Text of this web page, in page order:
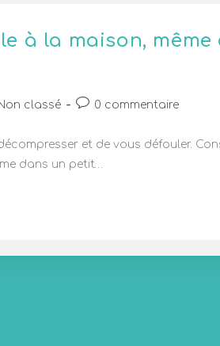
à la maison,
classé 0 commentaire
et de vous défouler.
dans un petit…